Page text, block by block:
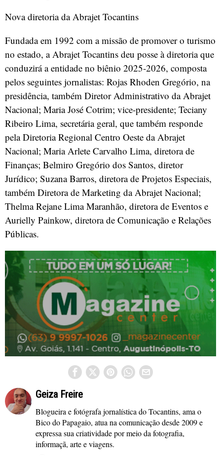
Nova diretoria da Abrajet Tocantins
Fundada em 1992 com a missão de promover o turismo
no estado, a Abrajet Tocantins deu posse à diretoria que
conduzirá a entidade no biênio 2025-2026, composta
pelos seguintes jornalistas: Rojas Rhoden Gregório, na
presidência, também Diretor Administrativo da Abrajet
Nacional; Maria José Cotrim; vice-presidente; Teciany
Ribeiro Lima, secretária geral, que também responde
pela Diretoria Regional Centro Oeste da Abrajet
Nacional; Maria Arlete Carvalho Lima, diretora de
Finanças; Belmiro Gregório dos Santos, diretor
Jurídico; Suzana Barros, diretora de Projetos Especiais,
também Diretora de Marketing da Abrajet Nacional;
Thelma Rejane Lima Maranhão, diretora de Eventos e
Aurielly Painkow, diretora de Comunicação e Relações
Públicas.
Geiza Freire
Blogueira e fotógrafa jornalística do Tocantins, ama o
Bico do Papagaio, atua na comunicação desde 2009 e
expressa sua criatividade por meio da fotografia,
informaçã, arte e viagens.